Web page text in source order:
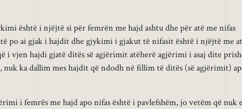
është i njëjtë si për femrën me hajd ashtu dhe për atë me nifas
po ai gjak i hajdit dhe gjykimi i gjakut të nifasit është i njëjtë me
i vjen hajdi gjatë ditës së agjërimit atëherë agjërimi i asaj dite
nuk ka dallim mes hajdit që ndodh në fillim të ditës (së agjërimit)
i femrës me hajd apo nifas është i pavlefshëm, jo vetëm që nuk e